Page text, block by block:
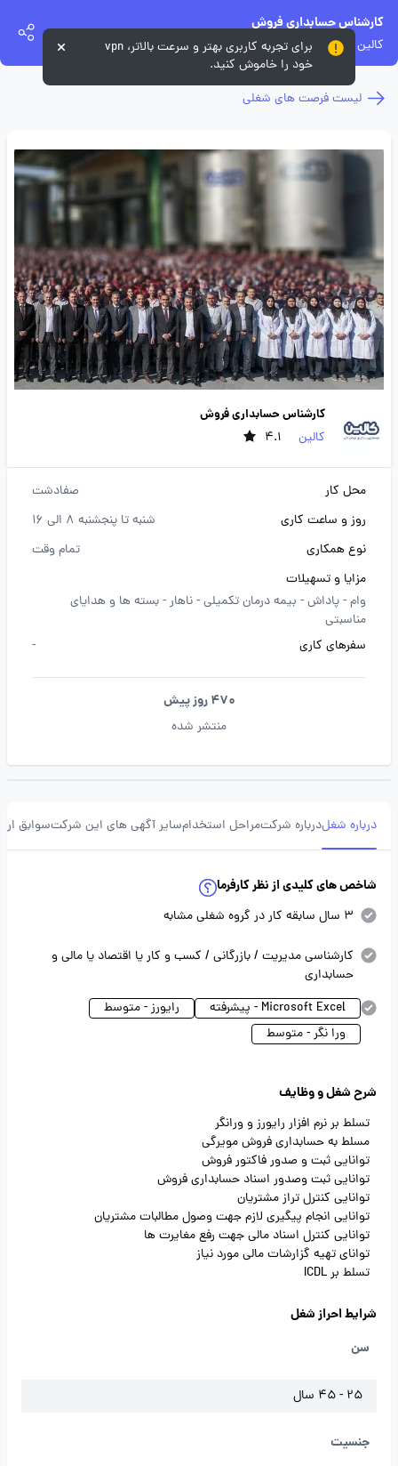
کارشناس حسابداری فروش
کالین
لیست فرصت های شغلی
کارشناس حسابداری فروش
کالین
4.1
محل کار
صفادشت
روز و ساعت کاری
شنبه تا پنجشنبه 8 الی 16
نوع همکاری
تمام وقت
مزایا و تسهیلات
وام -پاداش - بیمه درمان تکمیلی -ناهار -بسته ها و هدایای
مناسبتی
سفرهای کاری
-
470 روز پیش
منتشر شده
درباره شغلدرباره شرکتمراحل استخدامسایر آگهی های این شرکتسوابق
شاخص های کلیدی از نظر کارفرما
3 سال سابقه کار در گروه شغلی مشابه
کارشناسی مدیریت / بازرگانی / کسب و کار یا اقتصاد یا مالی و
حسابداری
Microsoft Excel - پیشرفته
رایورز - متوسط
ورا نگر - متوسط
شرح شغل و وظایف
تسلط بر نرم افزار رایورز و ورانگر
مسلط به حسابداری فروش مویرگی
توانایی ثبت و صدور فاکتور فروش
توانایی ثبت وصدور اسناد حسابداری فروش
توانایی کنترل تراز مشتریان
توانایی انجام پیگیری لازم جهت وصول مطالبات مشتریان
توانایی کنترل اسناد مالی جهت رفع مغایرت ها
توانای تهیه گزارشات مالی مورد نیاز
تسلط بر ICDL
شرایط احراز شغل
سن
25 - 45 سال
جنسیت
برای تجربه کاربری بهتر و سرعت بالاتر، vpn
خود را خاموش کنید.